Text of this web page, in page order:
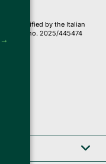
certified by the Italian
protocol no. 2025/445474
→